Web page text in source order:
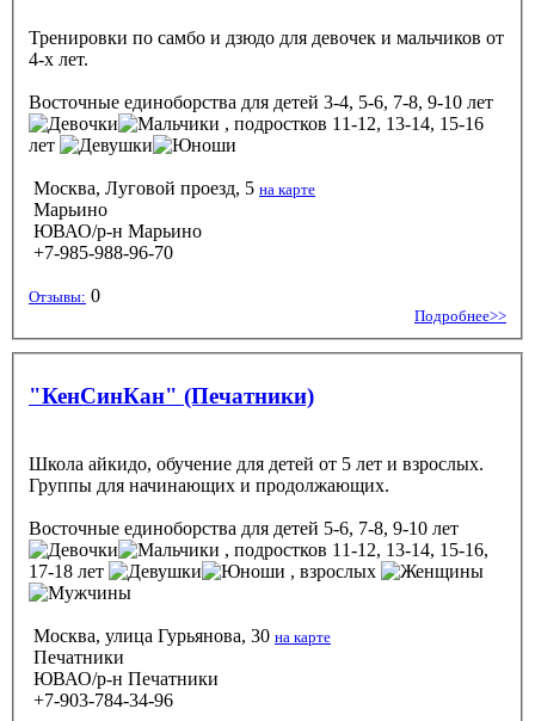
Тренировки по самбо и дзюдо для девочек и мальчиков от
4-х лет.
Восточные единоборства для детей 3-4, 5-6, 7-8, 9-10 лет
, подростков 11-12, 13-14, 15-16
лет
Москва, Луговой проезд, 5 на карте
Марьино
ЮВАО/р-н Марьино
+7-985-988-96-70
Отзывы: 0
Подробнее>>
"КенСинКан" (Печатники)
Школа айкидо, обучение для детей от 5 лет и взрослых.
Группы для начинающих и продолжающих.
Восточные единоборства для детей 5-6, 7-8, 9-10 лет
, подростков 11-12, 13-14, 15-16,
17-18 лет
, взрослых
Москва, улица Гурьянова, 30 на карте
Печатники
ЮВАО/р-н Печатники
+7-903-784-34-96